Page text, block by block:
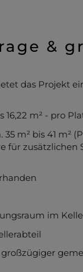
&
das Projekt
16,22 m² - pro
35 m² bis 41 m²
für
im